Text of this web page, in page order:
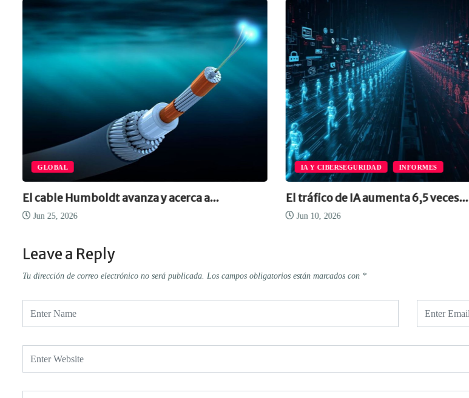
GLOBAL
El cable Humboldt avanza y acerca a...
Jun 25, 2026
IA Y CIBERSEGURIDAD INFORMES
El tráfico de IA aumenta 6,5 veces...
Jun 10, 2026
Leave a Reply
Tu dirección de correo electrónico no será publicada. Los campos obligatorios están marcados con *